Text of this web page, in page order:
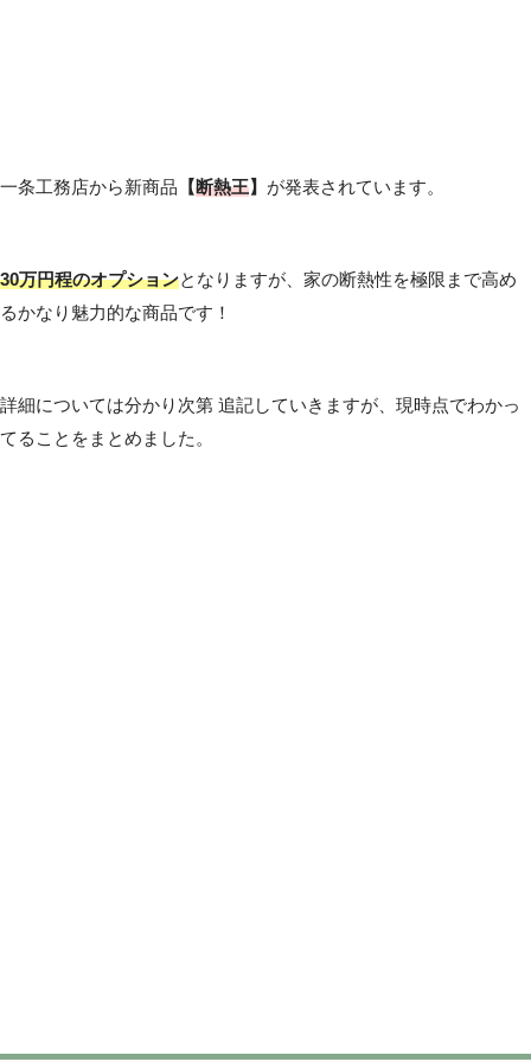
一条工務店から新商品 【断熱王】 が発表されています。
30万円程のオプションとなりますが、家の断熱性を極限まで高め
るかなり魅力的な商品です！
詳細については分かり次第 追記していきますが、現時点でわかっ
てることをまとめました。